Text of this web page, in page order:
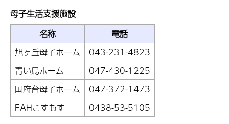
母子生活支援施設
名称
電話
旭ヶ丘母子ホーム
043-231-4823
青い鳥ホーム
047-430-1225
国府台母子ホーム
047-372-1473
FAHこすもす
0438-53-5105